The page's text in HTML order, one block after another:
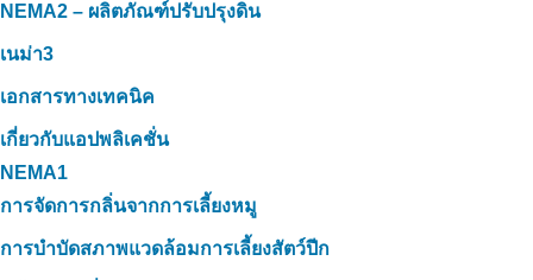
NEMA2 – ผลิตภัณฑ์ปรับปรุงดิน
เนม่า3
เอกสารทางเทคนิค
เกี่ยวกับแอปพลิเคชั่น
NEMA1
การจัดการกลิ่นจากการเลี้ยงหมู
การบำบัดสภาพแวดล้อมการเลี้ยงสัตว์ปีก